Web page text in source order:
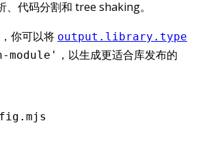
、代码分割和 tree shaking。
你可以将 output.library.type
module' ，以生成更适合库发布的